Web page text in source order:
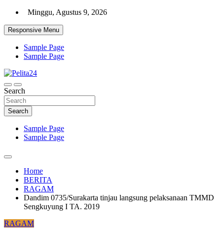
Skip
content
Minggu, Agustus 9, 2026
Responsive Menu
Sample Page
Sample Page
Pelita24
Aktual, Mendalam dan Terpercaya
Search
Search
Sample Page
Sample Page
Home
BERITA
RAGAM
Dandim 0735/Surakarta tinjau langsung pelaksanaan TMMD
Sengkuyung I TA. 2019
RAGAM